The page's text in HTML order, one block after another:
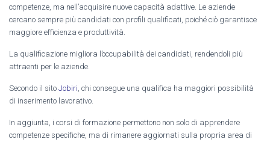
competenze, ma nell’acquisire nuove capacità adattive. Le aziende
cercano sempre più candidati con profili qualificati, poiché ciò garantisce
maggiore efficienza e produttività.
La qualificazione migliora l’occupabilità dei candidati, rendendoli più
attraenti per le aziende.
Secondo il sito Jobiri , chi consegue una qualifica ha maggiori possibilità
di inserimento lavorativo.
In aggiunta, i corsi di formazione permettono non solo di apprendere
competenze specifiche, ma di rimanere aggiornati sulla propria area di